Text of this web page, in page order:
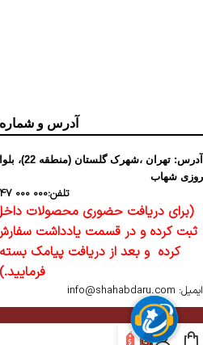
آدرس و
آدرس:
روزی شهاب
تلفن:000 000 47- 021
(برای دریافت حضوری محصولات
ثبت کرده و در قسمت یادداشت
کرده و بعد از دریافت پیامک
فرمایید.)
ایمیل: info@shahabdaru.com